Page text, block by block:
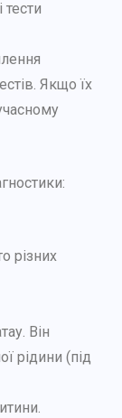
тести
Якщо їх
різних
Він
рідини (під